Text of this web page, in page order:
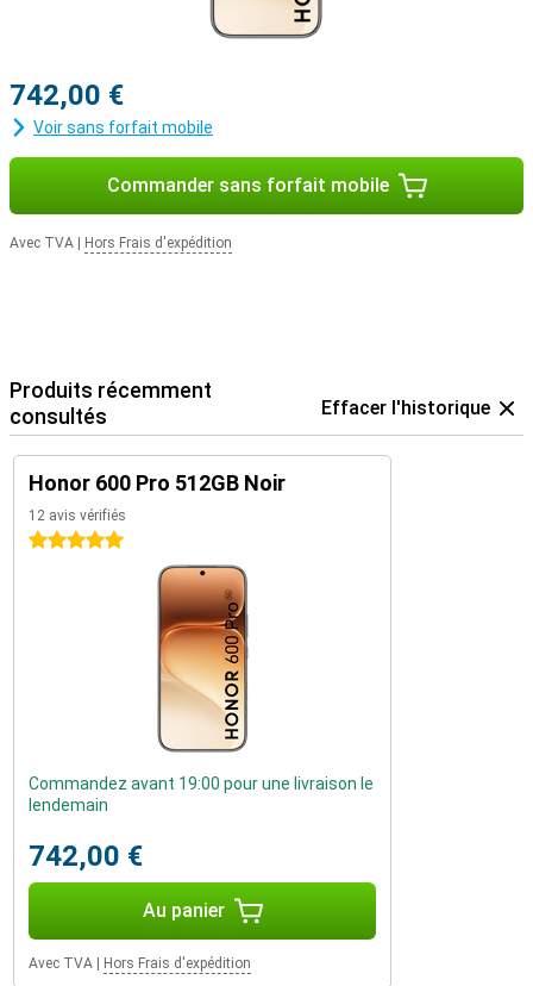
742,00 €
Voir sans forfait mobile
Commander sans forfait mobile
Avec TVA Hors Frais d'expédition
Produits récemment
consultés
Effacer l'historique
Honor 600 Pro 512GB Noir
12 avis vérifiés
5 étoiles
Commandez avant 19:00 pour une livraison le
lendemain
742,00 €
Au panier
Avec TVA Hors Frais d'expédition